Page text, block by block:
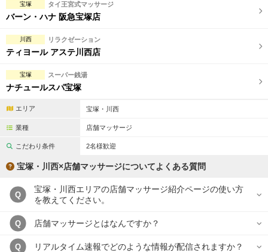
宝塚 タイ王宮式マッサージ
バーン・ハナ 阪急宝塚店
川西 リラクゼーション
ティヨール アステ川西店
宝塚 スーパー銭湯
ナチュールスパ宝塚
エリア 宝塚・川西
業種 店舗マッサージ
こだわり条件 2名様歓迎
宝塚・川西×店舗マッサージについてよくある質問
Q
宝塚・川西エリアの店舗マッサージ紹介ページの使い方
を教えてください。
Q 店舗マッサージとはなんですか？
Q リアルタイム速報でどのような情報が配信されますか？